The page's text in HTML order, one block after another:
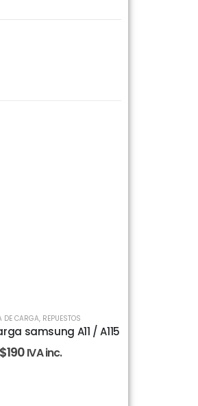
DE CARGA, REPUESTOS
samsung A11 / A115
$190IVA inc.